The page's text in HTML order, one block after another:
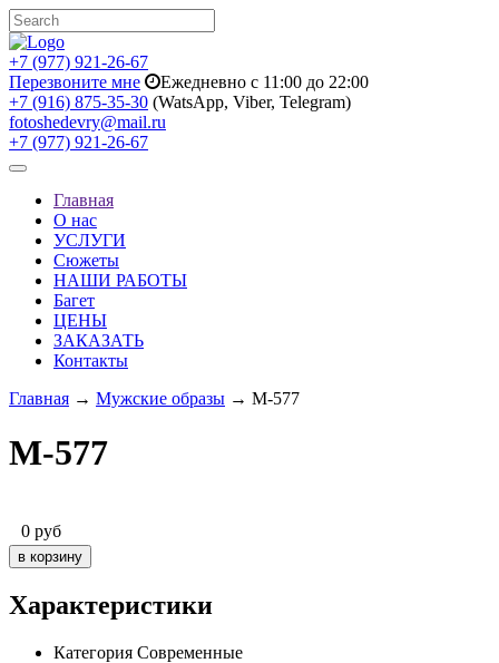
+7 (977) 921-26-67
Перезвоните мне
Ежедневно с 11:00 до 22:00
+7 (916) 875-35-30 (WatsApp, Viber, Telegram)
fotoshedevry@mail.ru
+7 (977) 921-26-67
Toggle
navigationГлавная
О нас
УСЛУГИ
Сюжеты
НАШИ РАБОТЫ
Багет
ЦЕНЫ
ЗАКАЗАТЬ
Контакты
Главная → Мужские образы → M-577
M-577
0 руб
Характеристики
Категория Современные